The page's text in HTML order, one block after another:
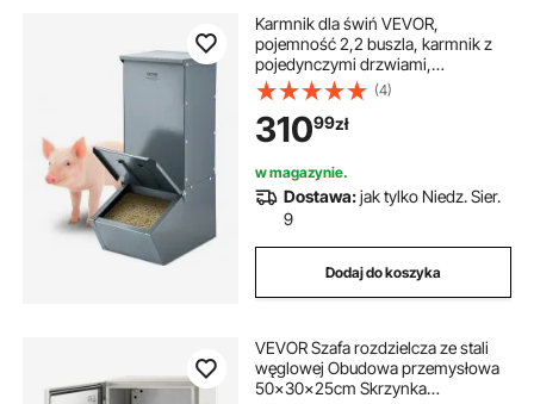
Karmnik dla świń VEVOR,
pojemność 2,2 buszla, karmnik z
pojedynczymi drzwiami,
wytrzymała stalowa skrzynia
paszowa, wielofunkcyjny karmnik z
przejściem, zewnętrzny stojak na
siano dla zwierząt gospodarskich,
artykuły rolnicze
(4)
31099zł
w magazynie.
Dostawa:jak tylko Niedz. Sier.
9
Dodaj do koszyka
VEVOR Szafa rozdzielcza ze stali
węglowej Obudowa przemysłowa
50x30x25cm Skrzynka